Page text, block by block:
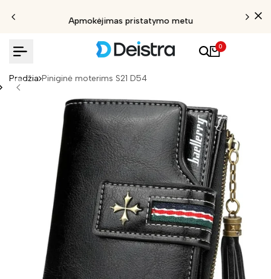
Apmokėjimas pristatymo metu
0
Pradžia Piniginė moterims S21 D54